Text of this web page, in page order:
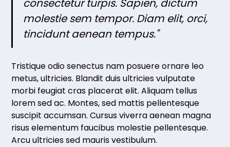
consectetur turpis. Sapien, dictum
molestie sem tempor. Diam elit, orci,
tincidunt aenean tempus."
Tristique odio senectus nam posuere ornare leo
metus, ultricies. Blandit duis ultricies vulputate
morbi feugiat cras placerat elit. Aliquam tellus
lorem sed ac. Montes, sed mattis pellentesque
suscipit accumsan. Cursus viverra aenean magna
risus elementum faucibus molestie pellentesque.
Arcu ultricies sed mauris vestibulum.